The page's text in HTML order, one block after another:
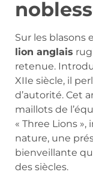
Sur les blasons
lion anglais
retenue.
XIIe siècle, il
d’autorité. Cet
maillots de
« Three Lions
nature, une
bienveillante
des siècles.